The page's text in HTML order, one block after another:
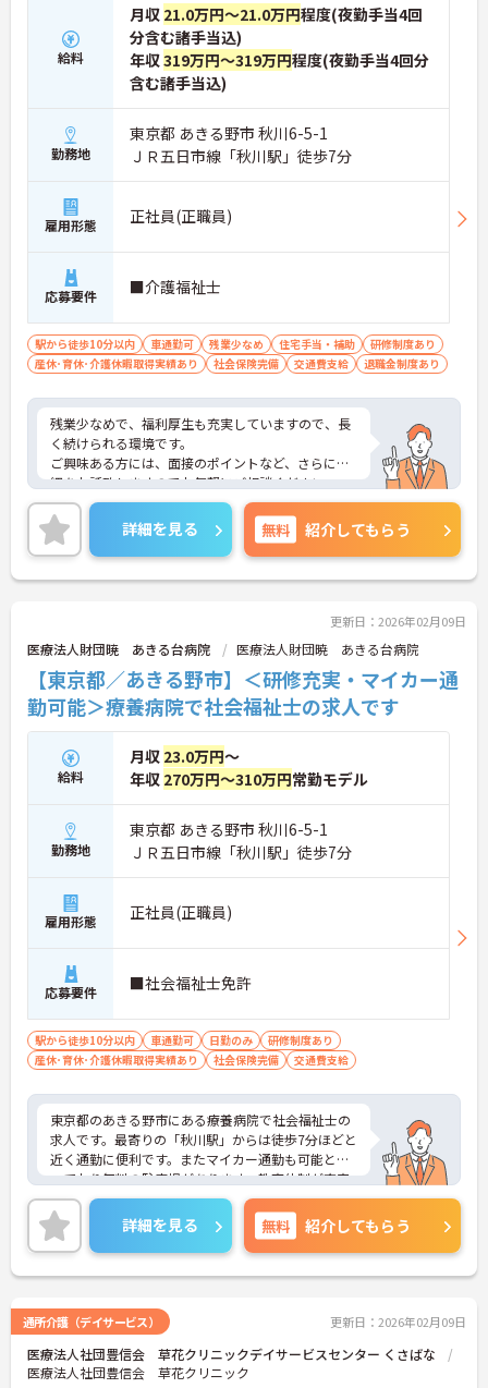
給料
月収 21.0万円～21.0万円程度(夜勤手当4回
分含む諸手当込)
年収319万円～319万円程度(夜勤手当4回分
含む諸手当込)
勤務地
東京都 あきる野市 秋川6-5-1
ＪＲ五日市線「秋川駅」徒歩7分
雇用形態 正社員(正職員)
応募要件 ■介護福祉士
駅から徒歩10分以内 車通勤可 残業少なめ 住宅手当・補助
研修制度あり
産休･育休･介護休暇取得実績あり
社会保険完備 交通費支給 退職金制度あり
残業少なめで、福利厚生も充実していますので、長
く続けられる環境です。
ご興味ある方には、面接のポイントなど、さらに詳
細をお話致しますのでお気軽にご相談ください。
詳細を見る 無料 紹介してもらう
更新日：2026年02月09日
医療法人財団暁 あきる台病院 医療法人財団暁 あきる台病院
【東京都／あきる野市】＜研修充実・マイカー通
勤可能＞療養病院で社会福祉士の求人です
給料
月収 23.0万円～
年収 270万円～310万円常勤モデル
勤務地
東京都 あきる野市 秋川6-5-1
ＪＲ五日市線「秋川駅」徒歩7分
雇用形態 正社員(正職員)
応募要件 ■社会福祉士免許
駅から徒歩10分以内 車通勤可 日勤のみ
研修制度あり
産休･育休･介護休暇取得実績あり
社会保険完備 交通費支給
東京都のあきる野市にある療養病院で社会福祉士の
求人です。最寄りの「秋川駅」からは徒歩7分ほどと
近く通勤に便利です。またマイカー通勤も可能とな
っており無料の駐車場があります。教育体制が充実
しており、未経験の方も安心して就業いただける環
境です。年4回の研修や外部への研修参加を推奨して
おり、より知識を深めたい方にもオススメです。残
業が発生することは、ほぼありませんのでワークバ
ランスが取りやすいです。ご興味のある方は面接対
合わせください。
詳細を見る 無料 紹介してもらう
通所介護（デイサービス） 更新日：2026年02月09日
医療法人社団豊信会 草花クリニックデイサービスセンター くさばな
医療法人社団豊信会 草花クリニック